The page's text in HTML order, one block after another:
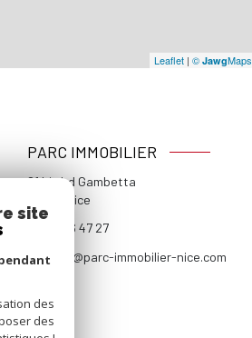
Leaflet | © JawgMaps
PARC IMMOBILIER
81 bis bd Gambetta
Nice
04 93 96 47 27
contact@parc-immobilier-nice.com
site
des
des